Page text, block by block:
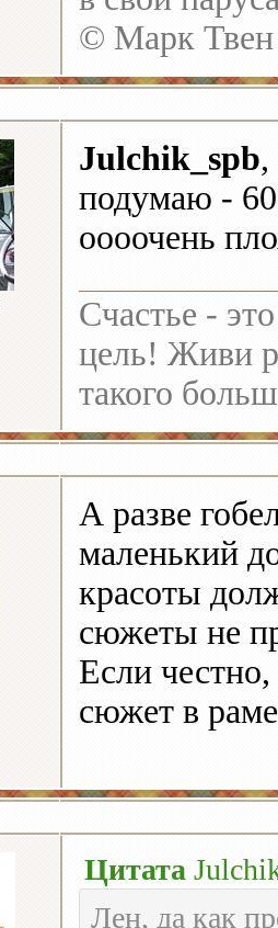
© Марк Твен
Julchik_spb
подумаю -
оооочень
Счастье -
цель! Живи
такого
А разве
маленький
красоты
сюжеты не
Если
сюжет в
Цитата
Лен, да как